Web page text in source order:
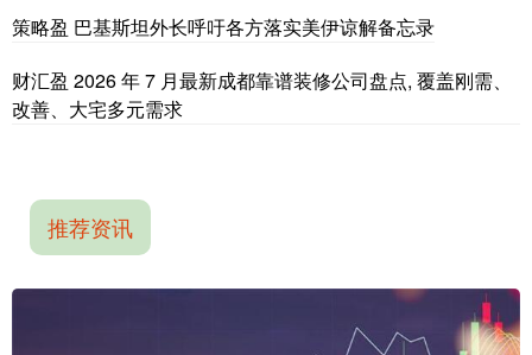
策略盈 巴基斯坦外长呼吁各方落实美伊谅解备忘录
财汇盈 2026 年 7 月最新成都靠谱装修公司盘点, 覆盖刚需、
改善、大宅多元需求
推荐资讯